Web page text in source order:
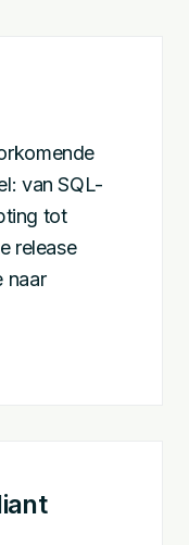
van SQL-
tot
release
naar